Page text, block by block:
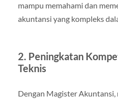
mampu memahami dan
akuntansi yang kompleks
2. Peningkatan
Teknis
Dengan Magister Akuntansi,